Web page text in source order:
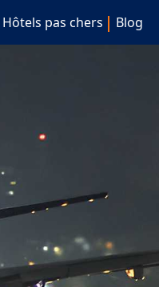
Hôtels pas chers Blog